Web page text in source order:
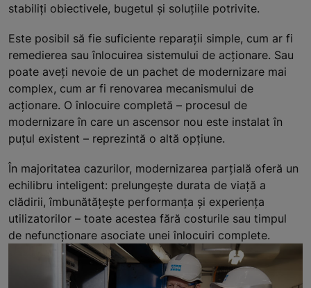
stabiliți obiectivele, bugetul și soluțiile potrivite.
Este posibil să fie suficiente reparații simple, cum ar fi
remedierea sau înlocuirea sistemului de acționare. Sau
poate aveți nevoie de un pachet de modernizare mai
complex, cum ar fi renovarea mecanismului de
acționare. O înlocuire completă – procesul de
modernizare în care un ascensor nou este instalat în
puțul existent – reprezintă o altă opțiune.
În majoritatea cazurilor, modernizarea parțială oferă un
echilibru inteligent: prelungește durata de viață a
clădirii, îmbunătățește performanța și experiența
utilizatorilor – toate acestea fără costurile sau timpul
de nefuncționare asociate unei înlocuiri complete.